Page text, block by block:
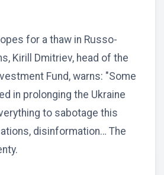
for a thaw in Russo-
Kirill Dmitriev, head of the
Fund, warns: "Some
in prolonging the Ukraine
to sabotage this
disinformation… The